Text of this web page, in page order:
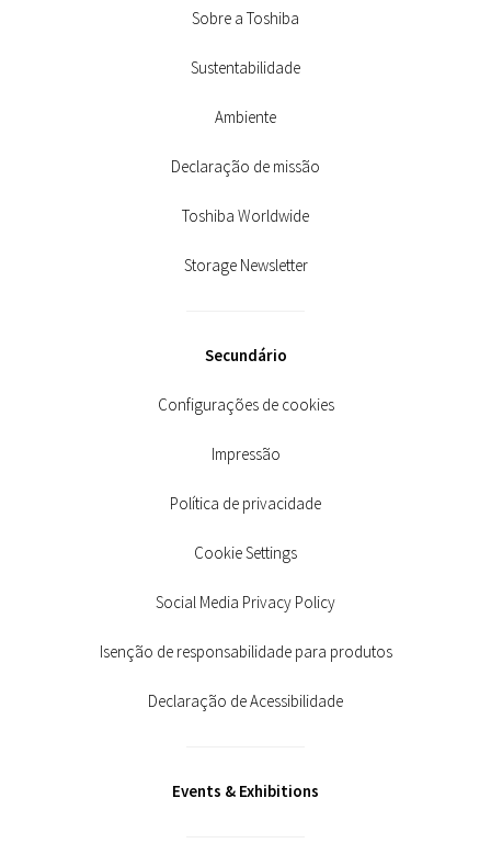
Sobre a Toshiba
Sustentabilidade
Ambiente
Declaração de missão
Toshiba Worldwide
Storage Newsletter
Secundário
Configurações de cookies
Impressão
Política de privacidade
Cookie Settings
Social Media Privacy Policy
Isenção de responsabilidade para produtos
Declaração de Acessibilidade
Events & Exhibitions